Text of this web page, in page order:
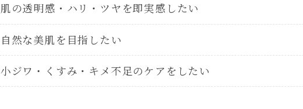
肌の透明感・ハリ・ツヤを即実感したい
自然な美肌を目指したい
小ジワ・くすみ・キメ不足のケアをしたい